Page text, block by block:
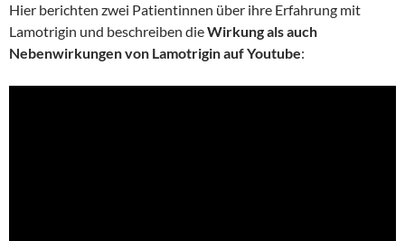
Hier berichten zwei Patientinnen über ihre Erfahrung mit
Lamotrigin und beschreiben dieWirkung als auch
Nebenwirkungen von Lamotrigin auf Youtube: